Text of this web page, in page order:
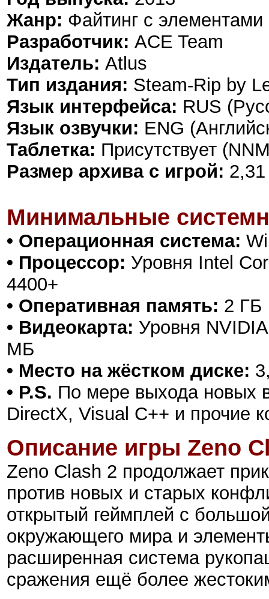
Жанр: Файтинг с
Разработчик: ACE Team
Издатель: Atlus
Тип издания: Steam-Rip by
Язык интерфейса: RUS
Язык озвучки: ENG
Таблетка: Присутствует
Размер архива с игрой:
Минимальные
• Операционная система:
• Процессор: Уровня Intel
4400+
• Оперативная память: 2 ГБ
• Видеокарта: Уровня
МБ
• Место на жёстком диске:
• P.S. По мере выхода новых
DirectX, Visual C++ и прочие
Описание игры Zeno
Zeno Clash 2 продолжает
против новых и старых
открытый геймплей с
окружающего мира и
расширенная система
сражения ещё более